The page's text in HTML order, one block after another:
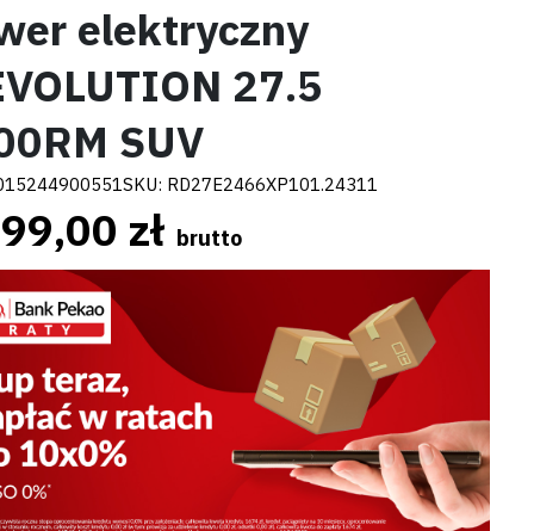
elektryczny
27.5
SUV
SKU: RD27E2466XP101.24311
zł brutto